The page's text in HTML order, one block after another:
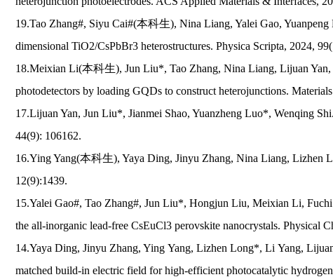
19.Tao Zhang#, Siyu Cai#(本科生), Nina Liang, Yalei Gao,
dimensional TiO2/CsPbBr3 heterostructures. Physica Scripta, 2024,
18.Meixian Li(本科生), Jun Liu*, Tao Zhang, Nina Liang, Lijuan
photodetectors by loading GQDs to construct heterojunctions.
17.Lijuan Yan, Jun Liu*, Jianmei Shao, Yuanzheng Luo*, Wenqing
44(9): 106162.
16.Ying Yang(本科生), Yaya Ding, Jinyu Zhang, Nina Liang, Lizhen
12(9):1439.
15.Yalei Gao#, Tao Zhang#, Jun Liu*, Hongjun Liu, Meixian Li,
the all-inorganic lead-free CsEuCl3 perovskite nanocrystals. Physical
14.Yaya Ding, Jinyu Zhang, Ying Yang, Lizhen Long*, Li Yang,
matched build-in electric field for high-efficient photocatalytic